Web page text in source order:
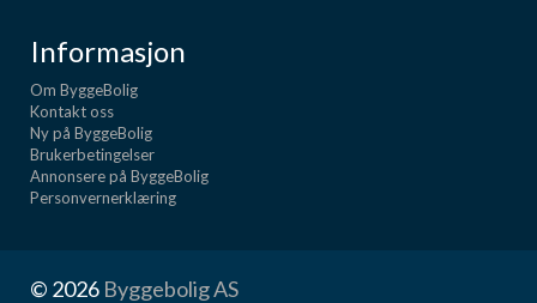
Informasjon
Om ByggeBolig
Kontakt oss
Ny på ByggeBolig
Brukerbetingelser
Annonsere på ByggeBolig
Personvernerklæring
© 2026 Byggebolig AS